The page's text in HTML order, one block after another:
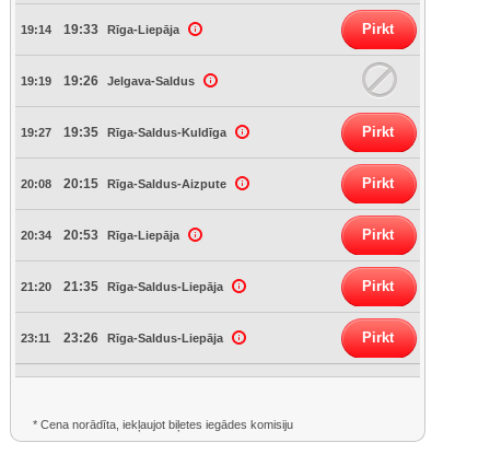
19:14 19:33 Rīga-Liepāja Pirkt
19:19 19:26 Jelgava-Saldus
19:27 19:35 Rīga-Saldus-Kuldīga Pirkt
20:08 20:15 Rīga-Saldus-Aizpute Pirkt
20:34 20:53 Rīga-Liepāja Pirkt
21:20 21:35 Rīga-Saldus-Liepāja Pirkt
23:11 23:26 Rīga-Saldus-Liepāja Pirkt
* Cena norādīta, iekļaujot biļetes iegādes komisiju